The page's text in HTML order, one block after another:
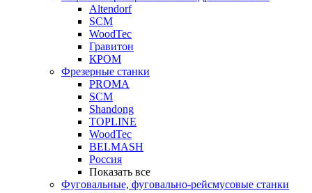
Altendorf
SCM
WoodTec
Гравитон
КРОМ
Фрезерные станки
PROMA
SCM
Shandong
TOPLINE
WoodTec
BELMASH
Россия
Показать все
Фуговальные, фуговально-рейсмусовые станки